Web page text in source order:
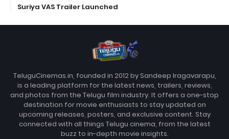
Suriya VAS Trailer Launched
TeluguCinemas.in, founded in 2012 by Sandeep Iragavarapu,
is a leading platform for the latest news, trailers, reviews,
and photos from the Telugu film industry. It offers a one-stop
destination for movie enthusiasts to stay updated on
upcoming releases, posters, and exclusive content. Stay
connected with all things Telugu cinema, from the latest
buzz to in-depth movie insights.